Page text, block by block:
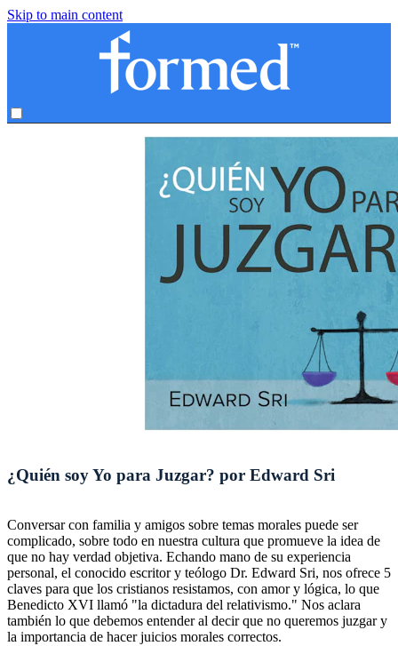
Skip to main content
¿Quién soy Yo para Juzgar? por Edward Sri
Conversar con familia y amigos sobre temas morales puede ser
complicado, sobre todo en nuestra cultura que promueve la idea de
que no hay verdad objetiva. Echando mano de su experiencia
personal, el conocido escritor y teólogo Dr. Edward Sri, nos ofrece 5
claves para que los cristianos resistamos, con amor y lógica, lo que
Benedicto XVI llamó "la dictadura del relativismo." Nos aclara
también lo que debemos entender al decir que no queremos juzgar y
la importancia de hacer juicios morales correctos.